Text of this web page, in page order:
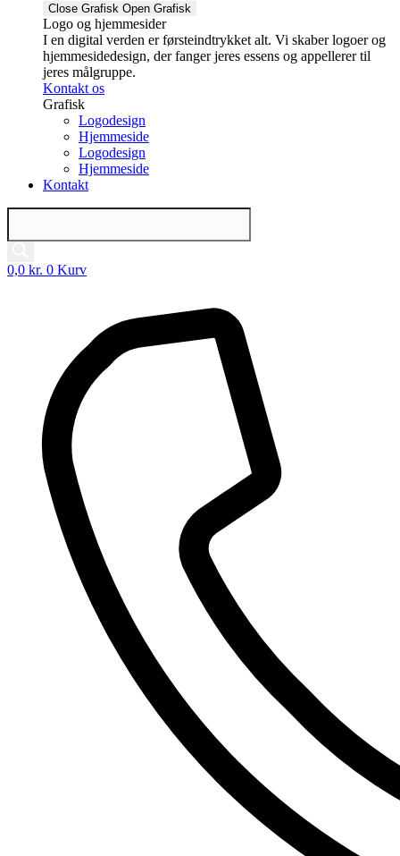
Close Grafisk Open Grafisk
Logo og hjemmesider
I en digital verden er førsteindtrykket alt. Vi skaber logoer og
hjemmesidedesign, der fanger jeres essens og appellerer til
jeres målgruppe.
Kontakt os
Grafisk
Logodesign
Hjemmeside
Logodesign
Hjemmeside
Kontakt
Products
0,0 kr. 0 Kurv